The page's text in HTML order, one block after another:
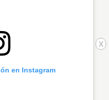
x
en Instagram